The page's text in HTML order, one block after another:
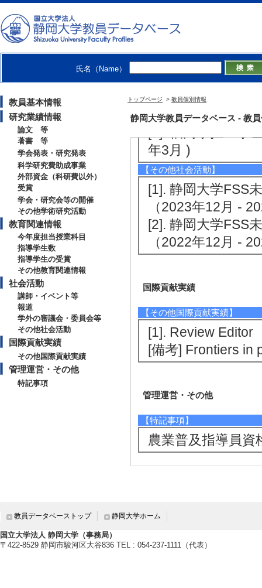
氏名（Name）
教員基本情報
研究業績情報
論文 等
著書 等
学会発表・研究発表
科学研究費助成事業
外部資金（科研費以外）
受賞
学会・研究会等の開催
その他学術研究活動
教育関連情報
今年度担当授業科目
指導学生数
指導学生の受賞
その他教育関連情報
社会活動
講師・イベント等
報道
学外の審議会・委員会等
その他社会活動
国際貢献実績
その他国際貢献実績
管理運営・その他
特記事項
トップページ > 教員個別情報
静岡大学教員データベース - 教
を発見 (2025年9
【学外の審議会・委員会等】
[1]. 会計 （2023
[2]. 評議員 （
年3月 )
【その他社会活動】
[1]. 静岡大学FSS
（2023年12月 -
[2]. 静岡大学FSS
（2022年12月 -
国際貢献実績
【その他国際貢献実績】
[1]. Review Editor
[備考] Frontiers in
管理運営・その他
【特記事項】
農業普及指導員資
教員データベーストップ 静岡大学ホーム
国立大学法人 静岡大学（事務局）
〒422-8529 静岡市駿河区大谷836 TEL : 054-237-1111（代表）